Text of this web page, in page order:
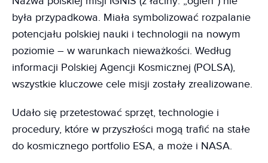
była przypadkowa. Miała symbolizować rozpalanie
potencjału polskiej nauki i technologii na nowym
poziomie – w warunkach nieważkości. Według
informacji Polskiej Agencji Kosmicznej (POLSA),
wszystkie kluczowe cele misji zostały zrealizowane.
Udało się przetestować sprzęt, technologie i
procedury, które w przyszłości mogą trafić na stałe
do kosmicznego portfolio ESA, a może i NASA.